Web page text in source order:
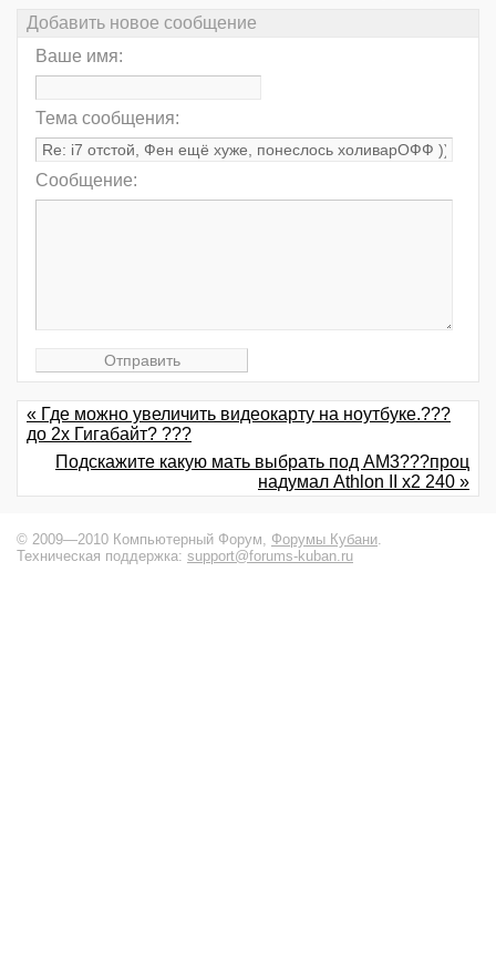
Добавить новое сообщение
Ваше имя:
Тема сообщения:
Сообщение:
« Где можно увеличить видеокарту на ноутбуке.???
до 2х Гигабайт? ???
Подскажите какую мать выбрать под AM3???проц
надумал Athlon II x2 240 »
© 2009—2010 Компьютерный Форум, Форумы Кубани.
Техническая поддержка: support@forums-kuban.ru